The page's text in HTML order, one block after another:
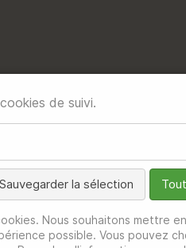
de suivi.
Sauvegarder la sélection
Nous souhaitons mettre
possible. Vous pouvez